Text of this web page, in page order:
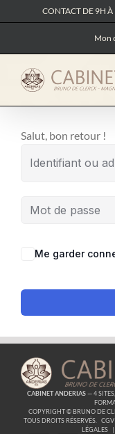
au
CONTACT DE 9H
Mon
Salut, bon retour !
Me garder
CABINET ANDERIAS— 4
COPYRIGHT © BRUNO DE
TOUS DROITS RÉSERVÉS.
LÉGALES